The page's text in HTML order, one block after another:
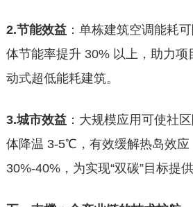
2.节能效益：单栋建筑空调能耗
体节能率提升 30% 以上，助力项
动式超低能耗建筑。
3.城市效益：大规模应用可使社
体降温 3-5℃，有效缓解热岛效应
30%-40%，为实现“双碳”目标提